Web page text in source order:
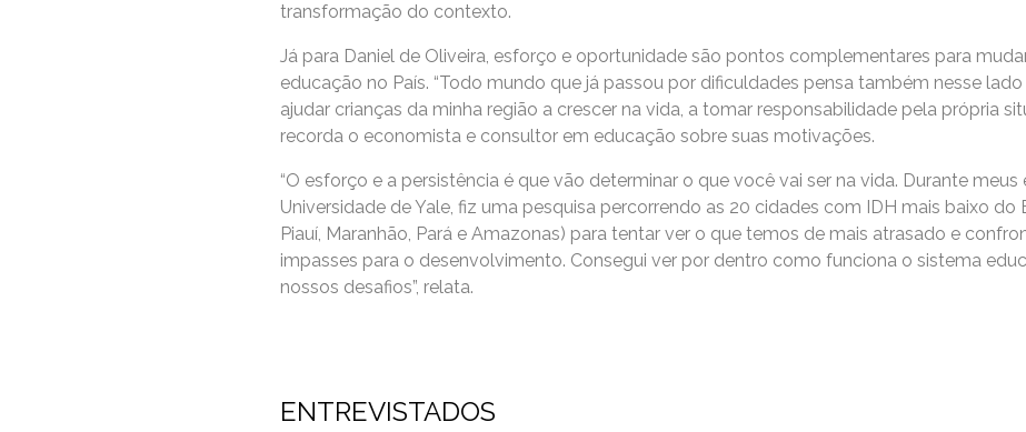
transformação do contexto.
Já para Daniel de Oliveira, esforço e oportunidade são pontos complementares para
educação no País. “Todo mundo que já passou por dificuldades pensa também nesse
ajudar crianças da minha região a crescer na vida, a tomar responsabilidade pela própria
recorda o economista e consultor em educação sobre suas motivações.
“O esforço e a persistência é que vão determinar o que você vai ser na vida. Durante meus
Universidade de Yale, fiz uma pesquisa percorrendo as 20 cidades com IDH mais baixo do
Piauí, Maranhão, Pará e Amazonas) para tentar ver o que temos de mais atrasado e
impasses para o desenvolvimento. Consegui ver por dentro como funciona o sistema
nossos desafios”, relata.
ENTREVISTADOS